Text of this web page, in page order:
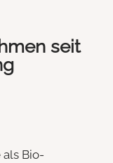
seit
Bio-